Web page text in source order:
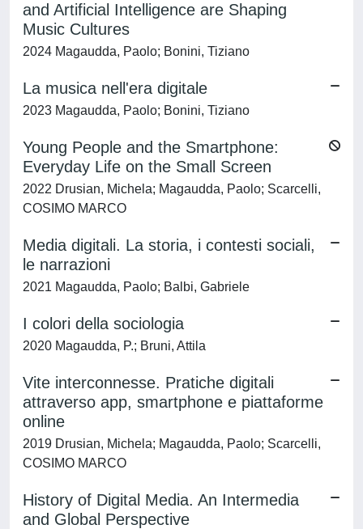
and Artificial Intelligence are Shaping
Music Cultures
2024 Magaudda, Paolo; Bonini, Tiziano
La musica nell'era digitale
2023 Magaudda, Paolo; Bonini, Tiziano
Young People and the Smartphone:
Everyday Life on the Small Screen
2022 Drusian, Michela; Magaudda, Paolo; Scarcelli,
COSIMO MARCO
Media digitali. La storia, i contesti sociali,
le narrazioni
2021 Magaudda, Paolo; Balbi, Gabriele
I colori della sociologia
2020 Magaudda, P.; Bruni, Attila
Vite interconnesse. Pratiche digitali
attraverso app, smartphone e piattaforme
online
2019 Drusian, Michela; Magaudda, Paolo; Scarcelli,
COSIMO MARCO
History of Digital Media. An Intermedia
and Global Perspective